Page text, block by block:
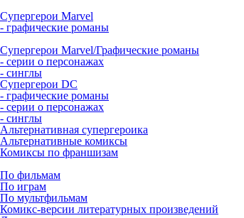
Супергерои Marvel
- графические романы
Супергерои Marvel/Графические романы
- серии о персонажах
- синглы
Супергерои DC
- графические романы
- серии о персонажах
- синглы
Альтернативная супергероика
Альтернативные комиксы
Комиксы по франшизам
По фильмам
По играм
По мультфильмам
Комикс-версии литературных произведений